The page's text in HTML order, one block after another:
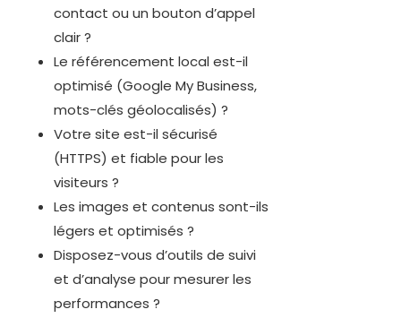
contact ou un bouton d’appel
clair ?
Le référencement local est-il
optimisé (Google My Business,
mots-clés géolocalisés) ?
Votre site est-il sécurisé
(HTTPS) et fiable pour les
visiteurs ?
Les images et contenus sont-ils
légers et optimisés ?
Disposez-vous d’outils de suivi
et d’analyse pour mesurer les
performances ?